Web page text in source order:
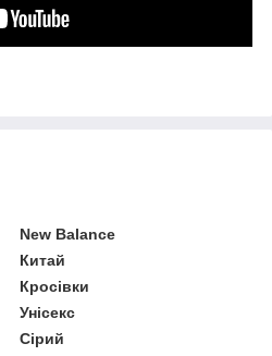
New Balance
Китай
Кросівки
Унісекс
Сірий